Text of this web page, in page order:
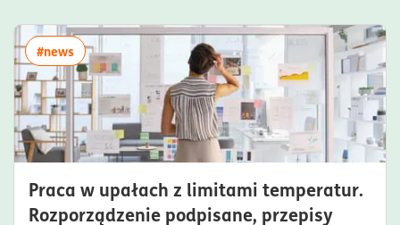
Praca w upałach z limitami temperatur.
Rozporządzenie podpisane, przepisy
#newswięcej artykułów z tagiem:#news